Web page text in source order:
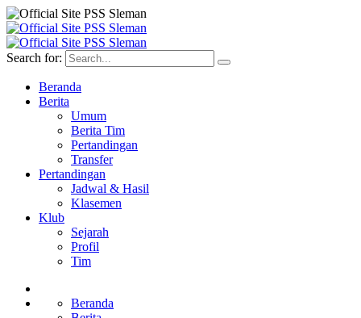
Search for:
Beranda
Berita
Umum
Berita Tim
Pertandingan
Transfer
Pertandingan
Jadwal & Hasil
Klasemen
Klub
Sejarah
Profil
Tim
Beranda